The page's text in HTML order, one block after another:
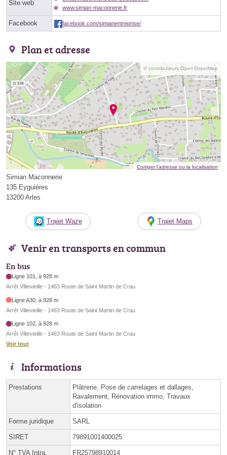
Site web
www.simian-maconnerie.fr
Facebook facebook.com/simianentreprise/
Plan et adresse
© contributeurs OpenStreetMap
Corriger l’adresse ou la localisation
Simian Maconnerie
135 Eyguières
13200 Arles
Trajet Waze Trajet Maps
Venir en transports en commun
En bus
Ligne 101, à 928 m
Arrêt Villevieille - 1463 Route de Saint Martin de Crau
Ligne A30, à 928 m
Arrêt Villevieille - 1463 Route de Saint Martin de Crau
Ligne 102, à 928 m
Arrêt Villevieille - 1463 Route de Saint Martin de Crau
Voir tout
Informations
Prestations
Plâtrerie, Pose de carrelages et dallages,
Ravalement, Rénovation immo, Travaux
d'isolation
Forme juridique SARL
SIRET 79891001400025
N° TVA Intra. FR25798910014